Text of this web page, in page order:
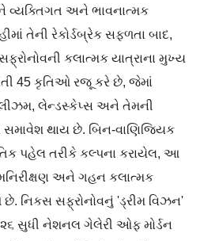
વ્યક્તિગત અને ભાવનાત્મક
તેની રેકોર્ડબ્રેક સફળતા બાદ,
કલાત્મક યાત્રાના મુખ્ય
45 કૃતિઓ રજૂ કરે છે, જેમાં
લેન્ડસ્કેપ્સ અને તેમની
સમાવેશ થાય છે. બિન-વાણિજ્યિક
પહેલ તરીકે કલ્પના કરાયેલ, આ
અને ગહન કલાત્મક
સફ્રોનોવનું 'ડ્રીમ વિઝન'
સુધી નેશનલ ગેલેરી ઓફ મોર્ડન